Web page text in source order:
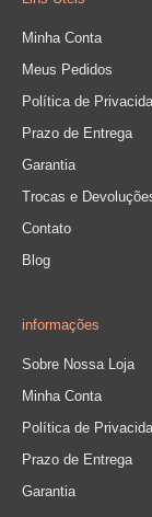
Minha Conta
Meus Pedidos
Política de
Prazo de Entrega
Garantia
Trocas e
Contato
Blog
informações
Sobre Nossa Loja
Minha Conta
Política de
Prazo de Entrega
Garantia